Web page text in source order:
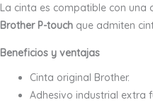
La cinta es compatible con
Brother P-touch que admiten
Beneficios y ventajas
Cinta original Brother.
Adhesivo industrial extra